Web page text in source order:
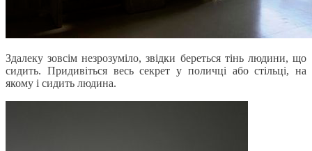
Здалеку зовсім незрозуміло, звідки береться тінь людини, що
сидить. Придивіться весь секрет у поличці або стільці, на
якому і сидить людина.